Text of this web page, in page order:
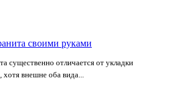
своими руками
существенно отличается от укладки
внешне оба вида...